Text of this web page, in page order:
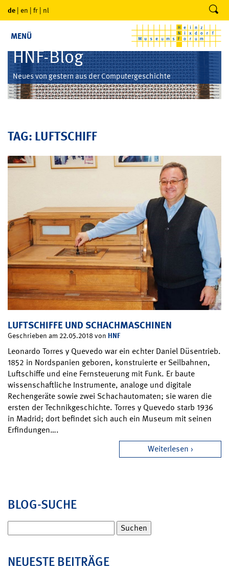
de | en | fr | nl
MENÜ
HNF-Blog
Neues von gestern aus der Computergeschichte
TAG: LUFTSCHIFF
LUFTSCHIFFE UND SCHACHMASCHINEN
Geschrieben am 22.05.2018 von HNF
Leonardo Torres y Quevedo war ein echter Daniel Düsentrieb.
1852 in Nordspanien geboren, konstruierte er Seilbahnen,
Luftschiffe und eine Fernsteuerung mit Funk. Er baute
wissenschaftliche Instrumente, analoge und digitale
Rechengeräte sowie zwei Schachautomaten; sie waren die
ersten der Technikgeschichte. Torres y Quevedo starb 1936
in Madrid; dort befindet sich auch ein Museum mit seinen
Erfindungen….
Weiterlesen
BLOG-SUCHE
nach:
NEUESTE BEITRÄGE